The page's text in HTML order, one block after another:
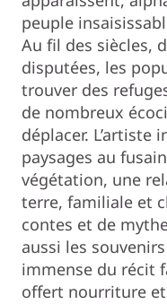
peuple
Au fil des siècles,
disputées, les
trouver des
de nombreux
déplacer. L’artiste
paysages au
végétation, une
terre, familiale et
contes et de
aussi les
immense du récit
offert nourriture